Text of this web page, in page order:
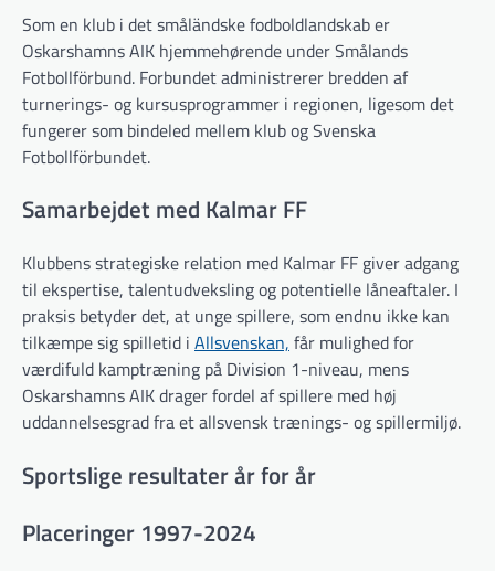
Som en klub i det småländske fodboldlandskab er
Oskarshamns AIK hjemmehørende under Smålands
Fotbollförbund. Forbundet administrerer bredden af
turnerings- og kursusprogrammer i regionen, ligesom det
fungerer som bindeled mellem klub og Svenska
Fotbollförbundet.
Samarbejdet med Kalmar FF
Klubbens strategiske relation med Kalmar FF giver adgang
til ekspertise, talentudveksling og potentielle låneaftaler. I
praksis betyder det, at unge spillere, som endnu ikke kan
tilkæmpe sig spilletid i Allsvenskan, får mulighed for
værdifuld kamptræning på Division 1-niveau, mens
Oskarshamns AIK drager fordel af spillere med høj
uddannelsesgrad fra et allsvensk trænings- og spillermiljø.
Sportslige resultater år for år
Placeringer 1997-2024